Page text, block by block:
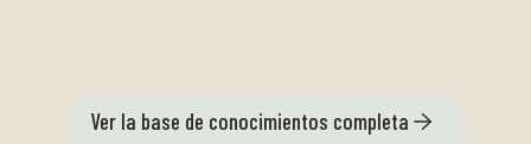
Ver la base de conocimientos completa